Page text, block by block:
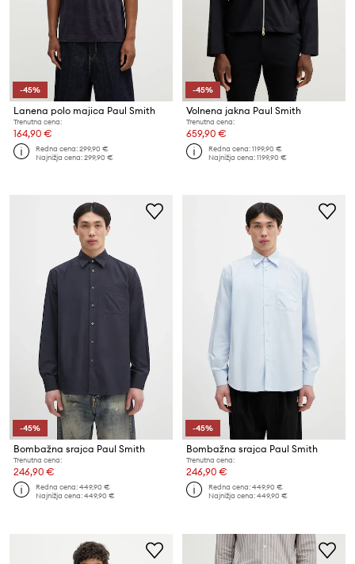
-45%
Lanena polo majica Paul Smith
Trenutna cena:
164,90 €
Redna cena:299,90 €
Najnižja cena:299,90 €
-45%
Volnena jakna Paul Smith
Trenutna cena:
659,90 €
Redna cena:1199,90 €
Najnižja cena:1199,90 €
-45%
Bombažna srajca Paul Smith
Trenutna cena:
246,90 €
Redna cena:449,90 €
Najnižja cena:449,90 €
-45%
Bombažna srajca Paul Smith
Trenutna cena:
246,90 €
Redna cena:449,90 €
Najnižja cena:449,90 €